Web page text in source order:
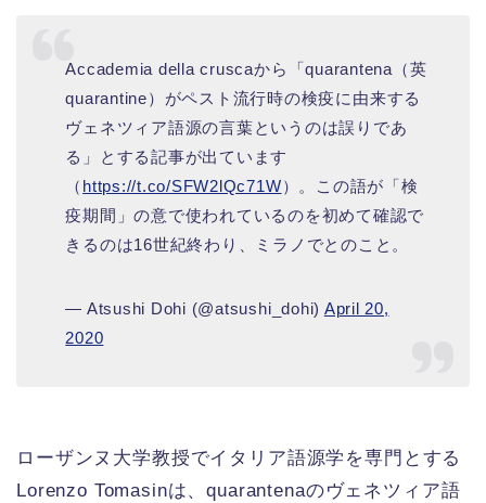
Accademia della cruscaから「quarantena（英
quarantine）がペスト流行時の検疫に由来する
ヴェネツィア語源の言葉というのは誤りであ
る」とする記事が出ています
（ https://t.co/SFW2lQc71W）。この語が「検
疫期間」の意で使われているのを初めて確認で
きるのは16世紀終わり、ミラノでとのこと。
— Atsushi Dohi (@atsushi_dohi) April 20,
2020
ローザンヌ大学教授でイタリア語源学を専門とする
Lorenzo Tomasinは、quarantenaのヴェネツィア語